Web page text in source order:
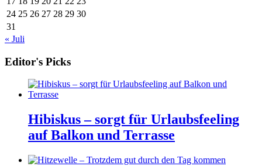
24 25 26 27 28 29 30
31
« Juli
Editor's Picks
Hibiskus – sorgt für Urlaubsfeeling
auf Balkon und Terrasse